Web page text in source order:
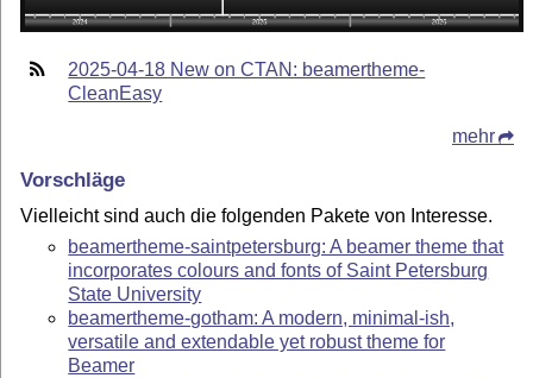
2025-04-18 New on CTAN: beamertheme-
CleanEasy
mehr
Vorschläge
Vielleicht sind auch die folgenden Pakete von Interesse.
beamertheme-saintpetersburg: A beamer theme that
incorporates colours and fonts of Saint Petersburg
State University
beamertheme-gotham: A modern, minimal-ish,
versatile and extendable yet robust theme for
Beamer